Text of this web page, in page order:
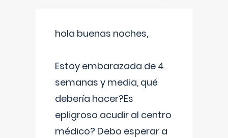
hola buenas noches,
Estoy embarazada de 4
semanas y media, qué
debería hacer?Es
epligroso acudir al centro
médico? Debo esperar a